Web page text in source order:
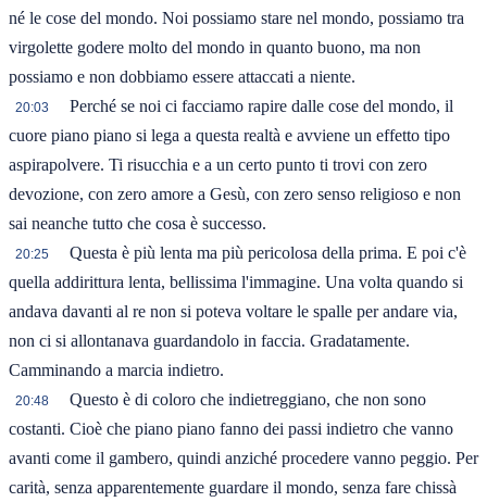
né le cose del mondo. Noi possiamo stare nel mondo, possiamo tra
virgolette godere molto del mondo in quanto buono, ma non
possiamo e non dobbiamo essere attaccati a niente.
20:03
Perché se noi ci facciamo rapire dalle cose del mondo, il
cuore piano piano si lega a questa realtà e avviene un effetto tipo
aspirapolvere. Ti risucchia e a un certo punto ti trovi con zero
devozione, con zero amore a Gesù, con zero senso religioso e non
sai neanche tutto che cosa è successo.
20:25
Questa è più lenta ma più pericolosa della prima. E poi c'è
quella addirittura lenta, bellissima l'immagine. Una volta quando si
andava davanti al re non si poteva voltare le spalle per andare via,
non ci si allontanava guardandolo in faccia. Gradatamente.
Camminando a marcia indietro.
20:48
Questo è di coloro che indietreggiano, che non sono
costanti. Cioè che piano piano fanno dei passi indietro che vanno
avanti come il gambero, quindi anziché procedere vanno peggio. Per
carità, senza apparentemente guardare il mondo, senza fare chissà